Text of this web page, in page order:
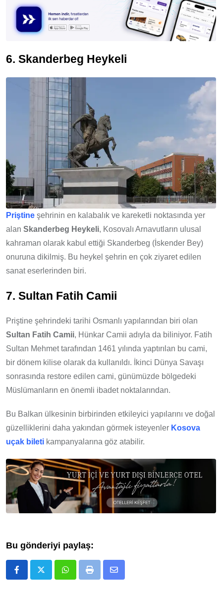
6. Skanderbeg Heykeli
Priştine şehrinin en kalabalık ve kareketli noktasında yer
alan Skanderbeg Heykeli, Kosovalı Arnavutların ulusal
kahraman olarak kabul ettiği Skanderbeg (İskender Bey)
onuruna dikilmiş. Bu heykel şehrin en çok ziyaret edilen
sanat eserlerinden biri.
7. Sultan Fatih Camii
Priştine şehrindeki tarihi Osmanlı yapılarından biri olan
Sultan Fatih Camii, Hünkar Camii adıyla da biliniyor. Fatih
Sultan Mehmet tarafından 1461 yılında yaptırılan bu cami,
bir dönem kilise olarak da kullanıldı. İkinci Dünya Savaşı
sonrasında restore edilen cami, günümüzde bölgedeki
Müslümanların en önemli ibadet noktalarından.
Bu Balkan ülkesinin birbirinden etkileyici yapılarını ve doğal
güzelliklerini daha yakından görmek isteyenler Kosova
uçak bileti kampanyalarına göz atabilir.
Bu gönderiyi paylaş:
Whatsapp
Print
E-